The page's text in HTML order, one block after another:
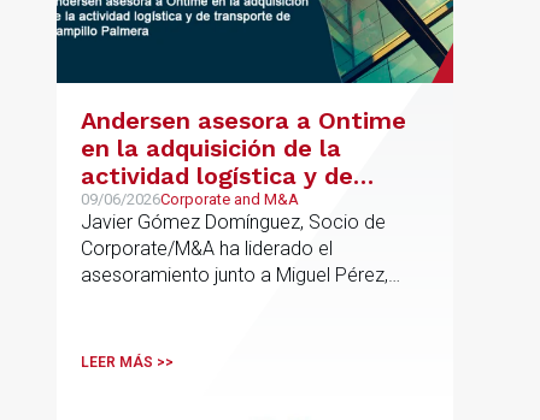
Andersen asesora a Ontime
en la adquisición de la
actividad logística y de
transporte de Campillo
Palmera
09/06/2026Corporate and M&A
Javier Gómez Domínguez, Socio de
Corporate/M&A ha liderado el
asesoramiento junto a Miguel Pérez,
LEER MÁS >>